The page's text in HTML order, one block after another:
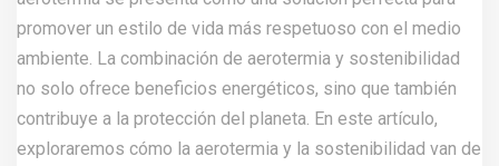
promover un estilo de vida más respetuoso con el medio
ambiente. La combinación de aerotermia y sostenibilidad
no solo ofrece beneficios energéticos, sino que también
contribuye a la protección del planeta. En este artículo,
exploraremos cómo la aerotermia y la sostenibilidad van de